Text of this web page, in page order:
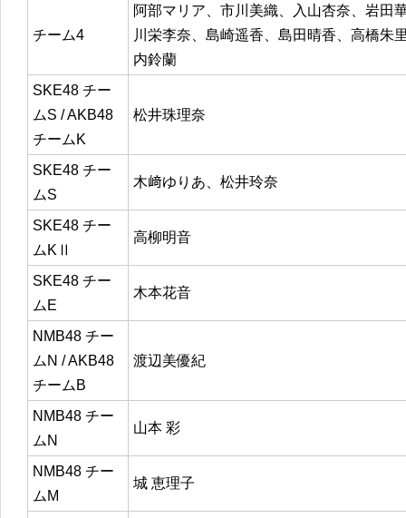
チーム4
阿部マリア、市川美織、入山杏奈、岩田
川栄李奈、島崎遥香、島田晴香、高橋朱
内鈴蘭
SKE48 チー
ムS / AKB48
チームK
松井珠理奈
SKE48 チー
ムS
木﨑ゆりあ、松井玲奈
SKE48 チー
ムKⅡ
高柳明音
SKE48 チー
ムE
木本花音
NMB48 チー
ムN / AKB48
チームB
渡辺美優紀
NMB48 チー
ムN
山本 彩
NMB48 チー
ムM
城 恵理子